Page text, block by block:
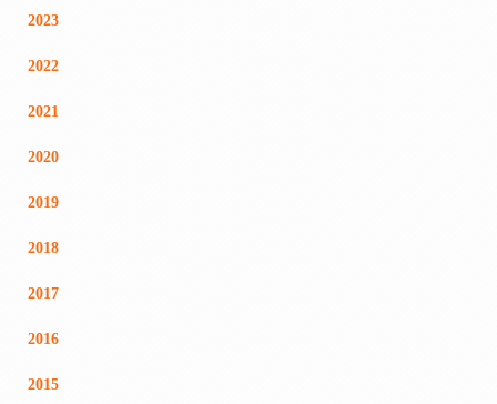
2023
2022
2021
2020
2019
2018
2017
2016
2015